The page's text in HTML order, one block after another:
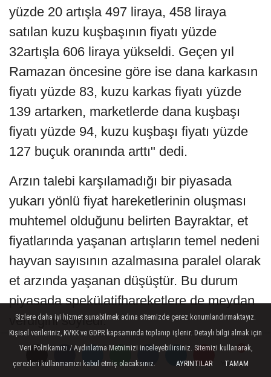
Yorumlar
Yorumlar
Yorumlar
yüzde 20 artışla 497 liraya, 458 liraya
satılan kuzu kuşbaşının fiyatı yüzde
32artışla 606 liraya yükseldi. Geçen yıl
Ramazan öncesine göre ise dana karkasın
fiyatı yüzde 83, kuzu karkas fiyatı yüzde
139 artarken, marketlerde dana kuşbaşı
fiyatı yüzde 94, kuzu kuşbaşı fiyatı yüzde
127 buçuk oranında arttı" dedi.
Arzın talebi karşılamadığı bir piyasada
yukarı yönlü fiyat hareketlerinin oluşması
muhtemel olduğunu belirten Bayraktar, et
fiyatlarında yaşanan artışların temel nedeni
hayvan sayısının azalmasına paralel olarak
et arzında yaşanan düşüştür. Bu durum
piyasada spekülatifhareketlere de meydan
verdiğini söyledi.
Sürdürülebilir bir hayvansal üretim için
önceliklerinin et ve süt fiyatlarında istikrarlı
Sizlere daha iyi hizmet sunabilmek adına sitemizde çerez konumlandırmaktayız.
Kişisel verileriniz, KVKK ve GDPR kapsamında toplanıp işlenir. Detaylı bilgi almak için
Veri Politikamızı / Aydınlatma Metnimizi inceleyebilirsiniz. Sitemizi kullanarak,
çerezleri kullanmamızı kabul etmiş olacaksınız.
AYRINTILAR TAMAM